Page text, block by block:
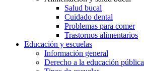
Salud bucal
Cuidado dental
Problemas para comer
Trastornos alimentarios
Educación y escuelas
Información general
Derecho a la educación pública